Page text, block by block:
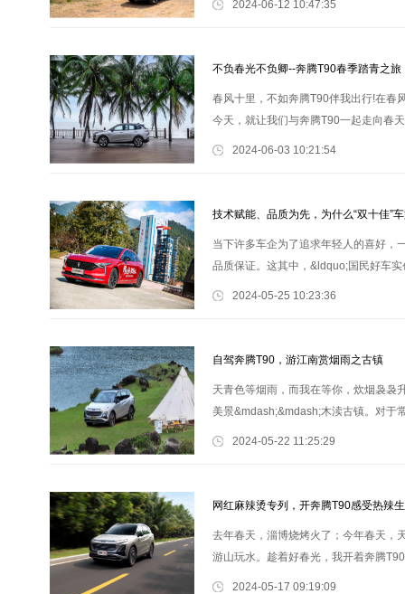
2024-06-12 10:47:35
不负春光不负卿--奔腾T90春季踏青之旅
春风十里，不如奔腾T90伴我出行!在春
今天，就让我们与奔腾T90一起走向春
家老少的甜蜜出行，往往需要携带大量
2024-06-03 10:21:54
技术赋能、品质为先，为什么“双十佳”
当下许多车企为了追求年轻人的喜好，
品质保证。这其中，&ldquo;国民好车
奔腾B70就是最好的证明。 近日，在中
2024-05-25 10:23:36
自驾奔腾T90，游江南赏烟雨之古镇
天青色等烟雨，而我在等你，炊烟袅袅
美景&mdash;&mdash;木渎古镇。对于
慢脚步，开着爱车去寻一处清幽之地，
2024-05-22 11:25:29
网红麻辣烫专列，开奔腾T90感受热辣
去年春天，淄博烧烤火了；今年春天，
游山玩水。趁着好春光，我开着奔腾
了，而作为&ldquo;吃货星人&rdquo;的
2024-05-17 09:19:09